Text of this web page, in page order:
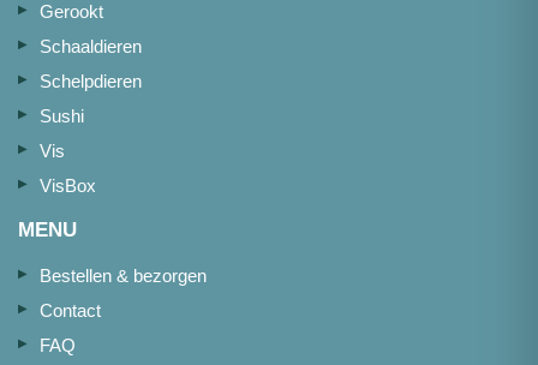
Gerookt
Schaaldieren
Schelpdieren
Sushi
Vis
VisBox
MENU
Bestellen & bezorgen
Contact
FAQ